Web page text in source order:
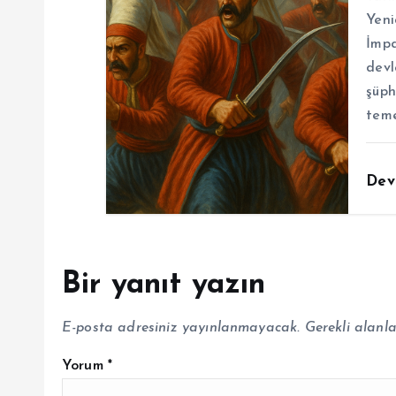
Bir yanıt yazın
E-posta adresiniz yayınlanmayacak. Gerekli
Yorum *